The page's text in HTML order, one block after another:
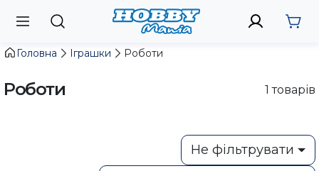
Головна Іграшки Роботи
Роботи 1 товарів
Не фільтрувати